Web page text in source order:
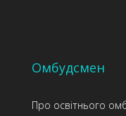
Омбудсмен
Про освітнього